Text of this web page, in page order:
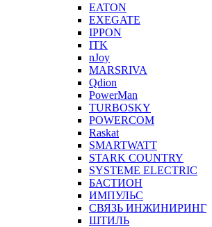
EATON
EXEGATE
IPPON
ITK
nJoy
MARSRIVA
Qdion
PowerMan
TURBOSKY
POWERCOM
Raskat
SMARTWATT
STARK COUNTRY
SYSTEME ELECTRIC
БАСТИОН
ИМПУЛЬС
СВЯЗЬ ИНЖИНИРИНГ
ШТИЛЬ